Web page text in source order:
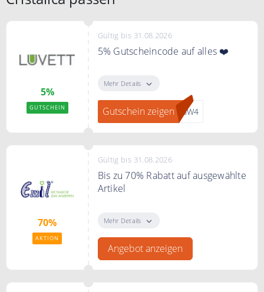
5%
GUTSCHEIN
Gültig bis 31.08.2026
5% Gutscheincode auf alles ❤️
Ihre gesamte Bestellung.
Mehr Details
Gutschein zeigen 36W4
70%
AKTION
Gültig bis 31.08.2026
Bis zu 70% Rabatt auf ausgewählte
Artikel
ausgewählte Artikel
Mehr Details
Angebot anzeigen